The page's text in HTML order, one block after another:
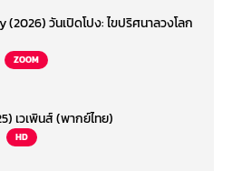
(2026) วันเปิดโปง: ไขปริศนาลวงโลก
ZOOM
เวเพินส์ (พากย์ไทย)
HD